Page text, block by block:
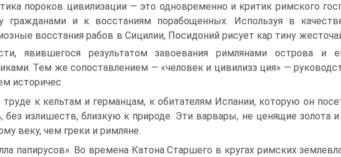
пороков цивилизации — это одновременно и критик римского
гражданами и к вос­станиям порабощенных. Используя в
восстания рабов в Сицилии, Посидоний рисует кар тину
явившегося результатом завоевания римлянами острова и
Тем же сопоставлением — «человек и цивилизз ция» —
историчес
к кельтам и германцам, к обитателям Испании, которую он
без излишеств, близкую к природе. Эти варвары, не ценящие золота
веку, чем греки и римляне.
папирусов». Во времена Катона Старшего в кругах рим­ских